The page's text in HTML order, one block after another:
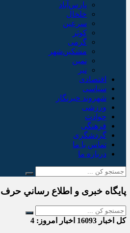
پارس‌آباد
خلخال
سرعین
کوثر
گرمی
مشکین‌شهر
نمین
نیر
اقتصادی
سیاسی
شهروند خبرنگار
ورزشی
حوادث
فرهنگی
گردشگری
تماس با ما
درباره ما
پایگاه خبری و اطلاع رساني حرف
کل اخبار اخبار امروز: 4